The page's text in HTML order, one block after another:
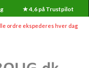
★ 4,6 på Trustpilot
ordre ekspederes hver dag